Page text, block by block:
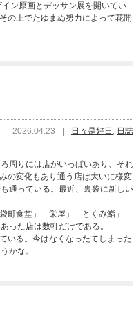
ン原画とデッサン展を開いてい
の上でたゆまぬ努力によって花開
2026.04.23 日々是好日 , 日誌
周りには店がいっぱいあり、それ
の変化もあり通う店は大いに様変
通っている。最近、裏袋に新しい
町食堂」「栄屋」「とくみ鮨」
った店は数軒だけである。
いる。今はなくなったてしまった
かな。